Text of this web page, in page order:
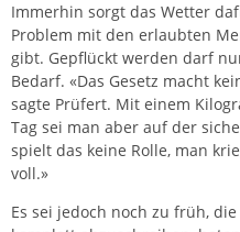
Immerhin sorgt das Wetter
Problem mit den erlaubten
gibt. Gepflückt werden darf
Bedarf. «Das Gesetz macht
sagte Prüfert. Mit einem
Tag sei man aber auf der
spielt das keine Rolle, man
voll.»
Es sei jedoch noch zu früh,